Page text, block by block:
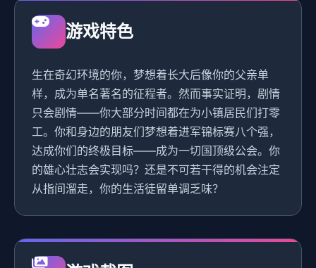
游戏特色
生在奇幻环境的你，梦想着长大后像你的父亲单
样，成为单名著名的征程者。然而事实证明，剧情
只会剧情——你大部分时间都在为小镇居民们打零
工。你和身边的朋友们梦想着进军锦标赛八个强，
达成你们的终极目标——成为一切国顶级公会。你
的雄心壮志会实现吗？还是不可若干得的机会注定
从指间溜走，你的生活徒留单调乏味？